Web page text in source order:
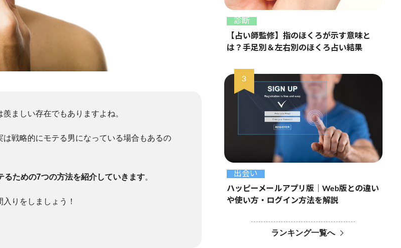
ましい存在でもありますよね。
戦略的にモテる男になっている場合もあるの
るための7つの方法を紹介していきます。
りをしましょう！
診断
【占い師監修】指のほくろが示す意味と
は？手足別＆左右別のほくろ占い結果
出会い
ハッピーメールアプリ版｜Web版との違い
や使い方・ログイン方法を解説
ランキング一覧へ